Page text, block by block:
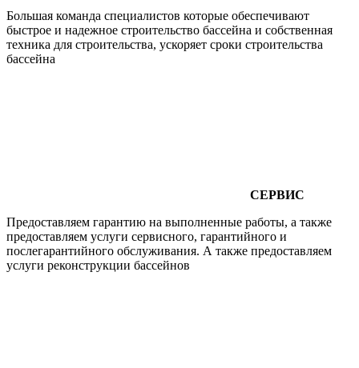
Большая команда специалистов которые обеспечивают
быстрое и надежное строительство бассейна и собственная
техника для строительства, ускоряет сроки строительства
бассейна
СЕРВИС
Предоставляем гарантию на выполненные работы, а также
предоставляем услуги сервисного, гарантийного и
послегарантийного обслуживания. А также предоставляем
услуги реконструкции бассейнов